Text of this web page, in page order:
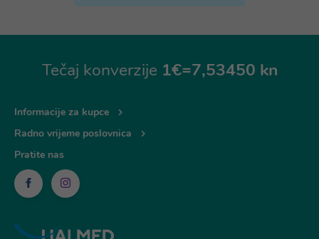
Tečaj konverzije 1€=7,53450 kn
Informacije za kupce
Radno vrijeme poslovnica
Pratite nas